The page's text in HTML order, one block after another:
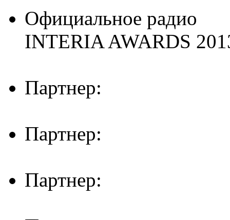
Официальное радио
INTERIA AWARDS
Партнер:
Партнер:
Партнер: